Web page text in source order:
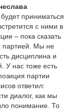
приниматься
с ними в
– пока сказать
партией. Мы не
дисциплина и
У нас тоже есть
партии
ответил:
диалог, как мы
понимание. То